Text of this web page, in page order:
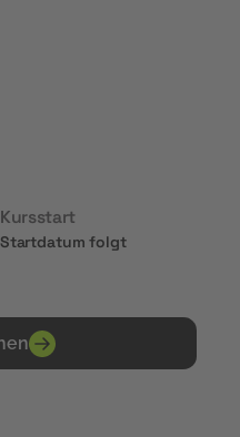
Kursstart
Startdatum folgt